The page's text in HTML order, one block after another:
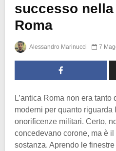
successo
Roma
Alessandro Marinucci 7
L’antica Roma non era
moderni per quanto riguarda
onorificenze militari. Certo,
concedevano corone, ma è
sostanza. Aprendo le